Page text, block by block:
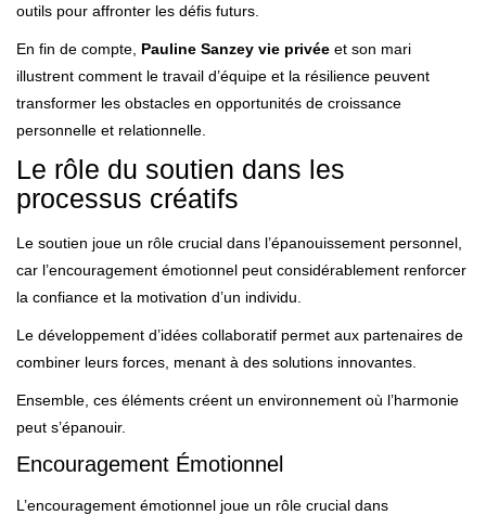
outils pour affronter les défis futurs.
En fin de compte, Pauline Sanzey vie privée et son mari
illustrent comment le travail d’équipe et la résilience peuvent
transformer les obstacles en opportunités de croissance
personnelle et relationnelle.
Le rôle du soutien dans les
processus créatifs
Le soutien joue un rôle crucial dans l’épanouissement personnel,
car l’encouragement émotionnel peut considérablement renforcer
la confiance et la motivation d’un individu.
Le développement d’idées collaboratif permet aux partenaires de
combiner leurs forces, menant à des solutions innovantes.
Ensemble, ces éléments créent un environnement où l’harmonie
peut s’épanouir.
Encouragement Émotionnel
L’encouragement émotionnel joue un rôle crucial dans